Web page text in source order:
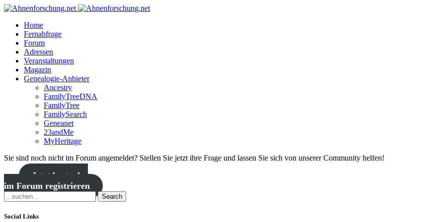
Home
Fernabfrage
Forum
Adressen
Veranstaltungen
Magazin
Genealogie-Anbieter
Ancestry
FamilyTreeDNA
FamilyTree
FamilySearch
Geneanet
23andMe
MyHeritage
Sie sind noch nicht im Forum angemeldet? Stellen Sie jetzt ihre Frage und lassen Sie sich von unserer Community helfen!
Jetzt kostenlos
im Forum registrieren
Search
Social Links